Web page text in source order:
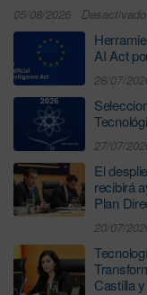
05/08/2026 Desactivado
AI Act
28/07/
27/07/
El
recibirá
Plan
20/07/
Castilla